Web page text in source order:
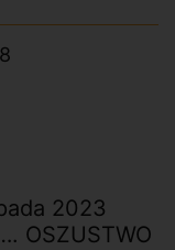
2023
OSZUSTWO